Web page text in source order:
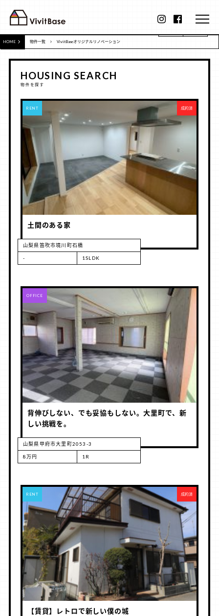
HOME 物件一覧 VivitBaseオリジナルリノベーション
HOUSING SEARCH
物件を探す
RENT 成約済
土間のある家
山梨県笛吹市境川町石橋
- 1SLDK
RENT
OFFICE
背伸びしない、でも妥協もしない。大里町で、新
しい挑戦を。
山梨県甲府市大里町2053-3
8万円 1R
RENT 成約済
【賃貸】レトロで新しい僕の城